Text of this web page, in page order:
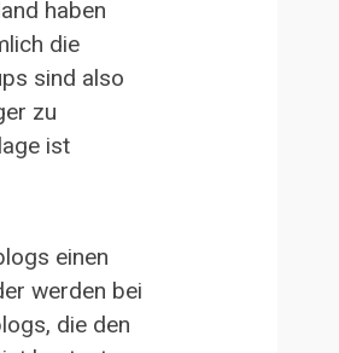
haben
die
sind also
zu
ist
einen
werden bei
die den